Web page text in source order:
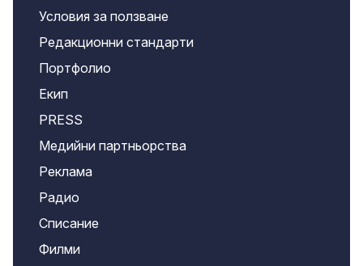
Условия за ползване
Редакционни стандарти
Портфолио
Екип
PRESS
Медийни партньорства
Реклама
Радио
Списание
Филми